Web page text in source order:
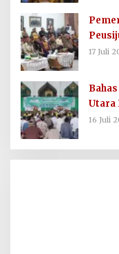
0103/
17 Juli
Utara
16 Juli